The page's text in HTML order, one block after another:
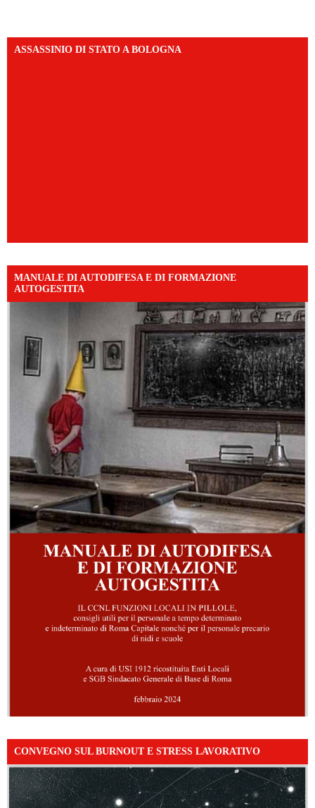
ASSASSINIO DI STATO A BOLOGNA
MANUALE DI AUTODIFESA E DI FORMAZIONE
AUTOGESTITA
CONVEGNO SUL BURNOUT E STRESS LAVORATIVO